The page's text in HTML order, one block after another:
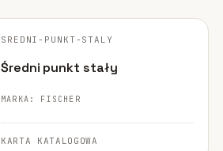
SREDNI-PUNKT-STALY
Średni punkt stały
MARKA: FISCHER
KARTA KATALOGOWA